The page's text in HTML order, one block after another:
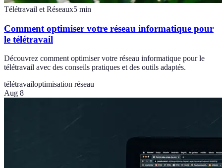
Télétravail et Réseaux5 min
Comment optimiser votre réseau informatique pour
le télétravail
Découvrez comment optimiser votre réseau informatique pour le
télétravail avec des conseils pratiques et des outils adaptés.
télétravailoptimisation réseau
Aug 8